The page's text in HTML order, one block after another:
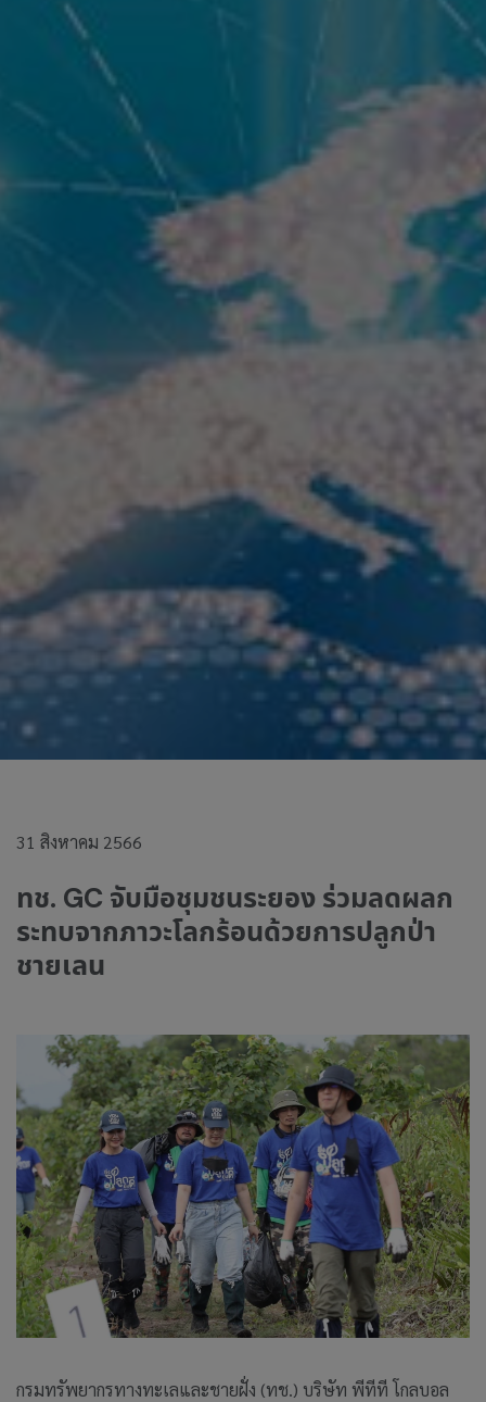
31 สิงหาคม 2566
ทช. GC จับมือชุมชนระยอง ร่วมลดผลก
ระทบจากภาวะโลกร้อนด้วยการปลูกป่า
ชายเลน
กรมทรัพยากรทางทะเลและชายฝั่ง (ทช.) บริษัท พีทีที โกลบอล